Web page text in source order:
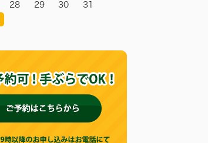
28 29 30 31